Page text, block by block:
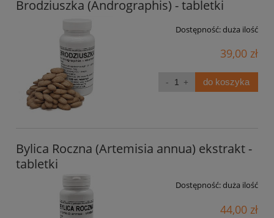
Brodziuszka (Andrographis) - tabletki
Dostępność:duża ilość
39,00 zł
do koszyka
Bylica Roczna (Artemisia annua) ekstrakt -
tabletki
Dostępność:duża ilość
44,00 zł